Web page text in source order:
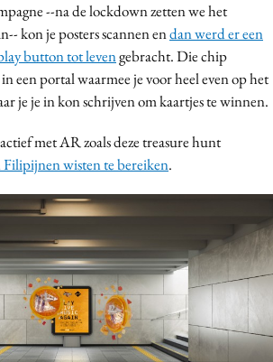
--na de lockdown zetten we het
kon je posters scannen endan werd er een
button tot levengebracht. Die chip
een portal waarmee je voor heel even op het
je je in kon schrijven om kaartjes te winnen.
met AR zoals deze treasure hunt
Filipijnen wisten te bereiken.